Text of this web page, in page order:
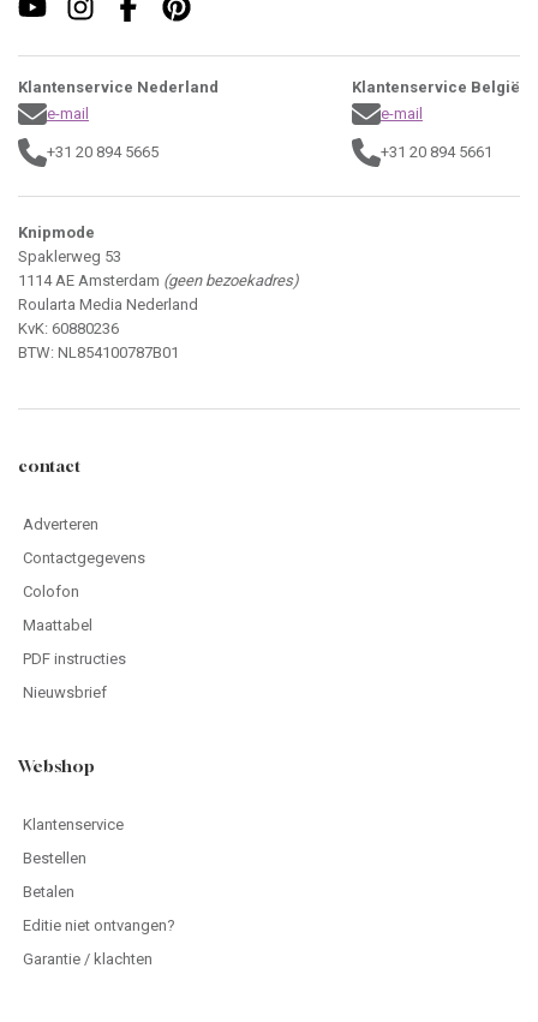
Klantenservice Nederland
e-mail
+31 20 894 5665
Klantenservice België
e-mail
+31 20 894 5661
Knipmode
Spaklerweg 53
1114 AE Amsterdam (geen bezoekadres)
Roularta Media Nederland
KvK: 60880236
BTW: NL854100787B01
contact
Adverteren
Contactgegevens
Colofon
Maattabel
PDF instructies
Nieuwsbrief
Webshop
Klantenservice
Bestellen
Betalen
Editie niet ontvangen?
Garantie / klachten